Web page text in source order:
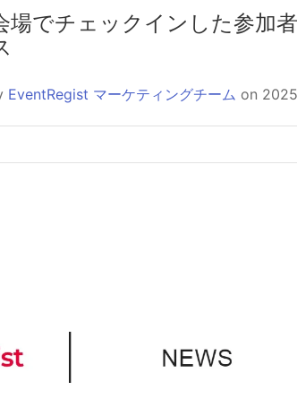
場でチェックインした参加
EventRegist マーケティングチーム on